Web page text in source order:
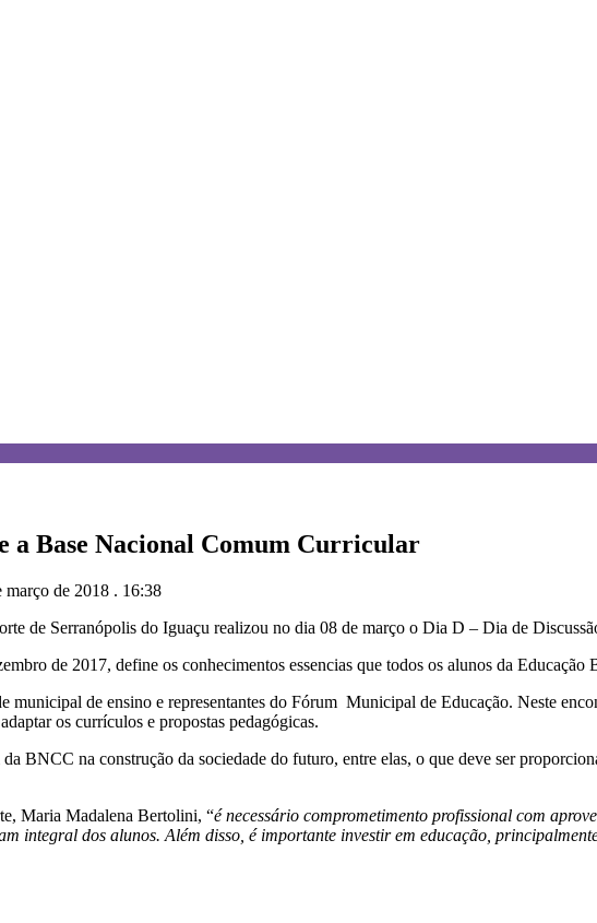
a Base Nacional Comum Curricular
de 2018 . 16:38
de Serranópolis do Iguaçu realizou no dia 08 de março o Dia D – Dia de
de 2017, define os conhecimentos essencias que todos os alunos da
municipal de ensino e representantes do Fórum Municipal de Educação. Neste
os currículos e propostas pedagógicas.
BNCC na construção da sociedade do futuro, entre elas, o que deve ser
Maria Madalena Bertolini, “é necessário comprometimento profissional com
integral dos alunos. Além disso, é importante investir em educação,